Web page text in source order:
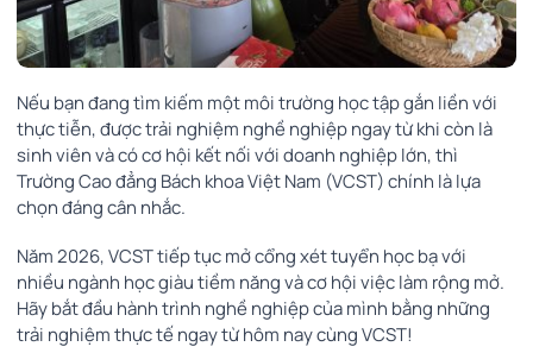
Nếu bạn đang tìm kiếm một môi trường học tập gắn liền với
thực tiễn, được trải nghiệm nghề nghiệp ngay từ khi còn là
sinh viên và có cơ hội kết nối với doanh nghiệp lớn, thì
Trường Cao đẳng Bách khoa Việt Nam (VCST) chính là lựa
chọn đáng cân nhắc.
Năm 2026, VCST tiếp tục mở cổng xét tuyển học bạ với
nhiều ngành học giàu tiềm năng và cơ hội việc làm rộng mở.
Hãy bắt đầu hành trình nghề nghiệp của mình bằng những
trải nghiệm thực tế ngay từ hôm nay cùng VCST!